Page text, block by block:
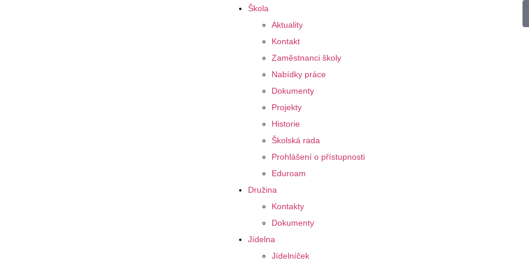
Škola
Aktuality
Kontakt
Zaměstnanci školy
Nabídky práce
Dokumenty
Projekty
Historie
Školská rada
Prohlášení o přístupnosti
Eduroam
Družina
Kontakty
Dokumenty
Jídelna
Jídelníček